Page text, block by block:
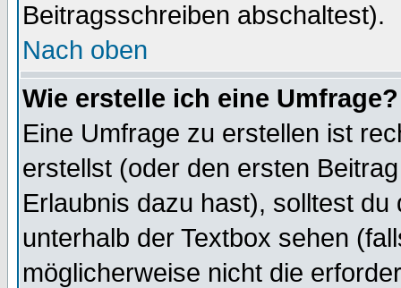
Beitragsschreiben abschaltest).
Nach oben
Wie erstelle ich eine Umfrage?
Eine Umfrage zu erstellen ist
erstellst (oder den ersten
Erlaubnis dazu hast), solltest
unterhalb der Textbox sehen
möglicherweise nicht die